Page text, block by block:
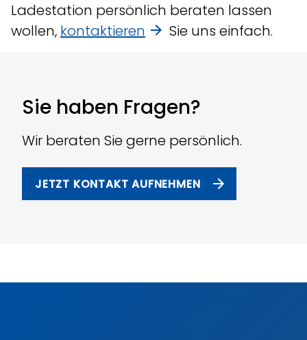
Ladestation persönlich beraten lassen
wollen, kontaktieren Sie uns einfach.
Sie haben Fragen?
Wir beraten Sie gerne persönlich.
JETZT KONTAKT AUFNEHMEN